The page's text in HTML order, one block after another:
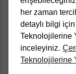
her zaman
detaylı bilgi
Teknolojilerine
inceleyiniz.
Teknolojilerine